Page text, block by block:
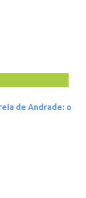
de Andrade: o